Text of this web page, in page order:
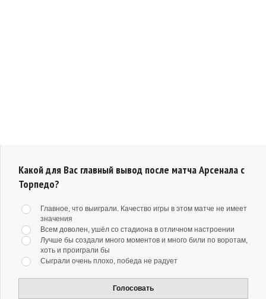
Какой для Вас главный вывод после матча Арсенала с
Торпедо?
Главное, что выиграли. Качество игры в этом матче не имеет
значения
Всем доволен, ушёл со стадиона в отличном настроении
Лучше бы создали много моментов и много били по воротам,
хоть и проиграли бы
Сыграли очень плохо, победа не радует
Голосовать